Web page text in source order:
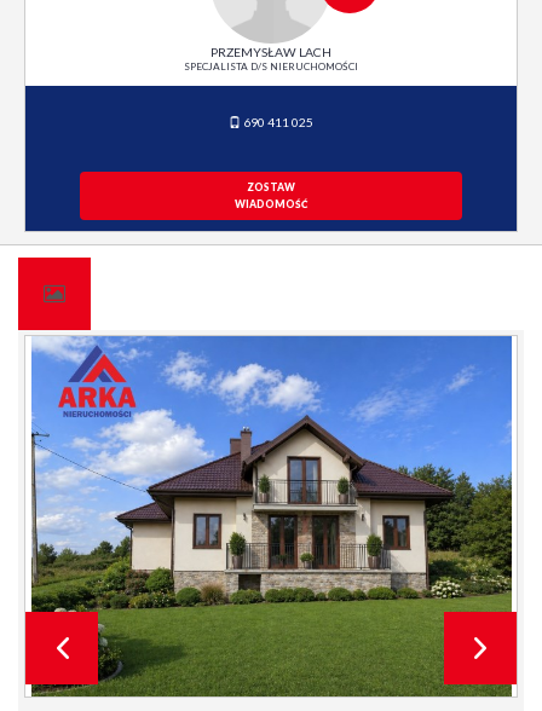
PRZEMYSŁAW LACH
SPECJALISTA D/S NIERUCHOMOŚCI
690 411 025
ZOSTAW
WIADOMOŚĆ